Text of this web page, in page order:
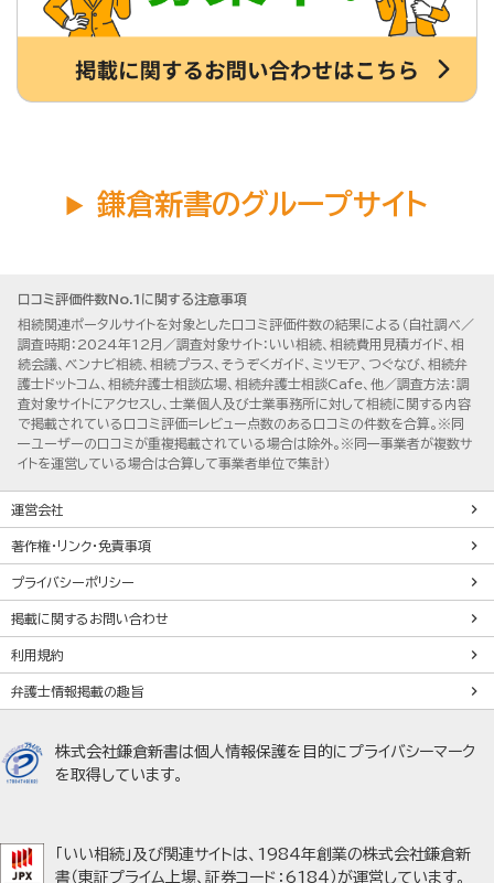
鎌倉新書のグループサイト
口コミ評価件数No.1に関する注意事項
相続関連ポータルサイトを対象とした口コミ評価件数の結果による（自社調べ／
調査時期：2024年12月／調査対象サイト：いい相続、相続費用見積ガイド、相
続会議、ベンナビ相続、相続プラス、そうぞくガイド、ミツモア、つぐなび、相続弁
護士ドットコム、相続弁護士相談広場、相続弁護士相談Cafe、他／調査方法：調
査対象サイトにアクセスし、士業個人及び士業事務所に対して相続に関する内容
で掲載されている口コミ評価=レビュー点数のある口コミの件数を合算。※同
一ユーザーの口コミが重複掲載されている場合は除外。※同一事業者が複数サ
イトを運営している場合は合算して事業者単位で集計）
運営会社
著作権・リンク・免責事項
プライバシーポリシー
掲載に関するお問い合わせ
利用規約
弁護士情報掲載の趣旨
株式会社鎌倉新書は個人情報保護を目的にプライバシーマーク
を取得しています。
「いい相続」及び関連サイトは、1984年創業の株式会社鎌倉新
書（東証プライム上場、証券コード：6184）が運営しています。